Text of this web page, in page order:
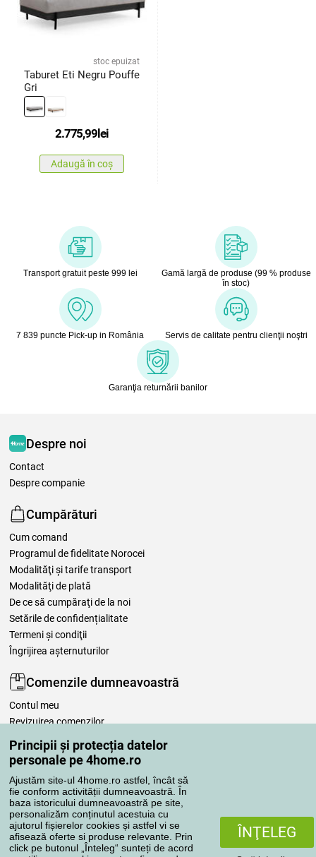
Principii și protecția datelor
personale pe 4home.ro
Ajustăm site-ul 4home.ro astfel, încât să
fie conform activității dumneavoastră. În
baza istoricului dumneavoastră pe site,
personalizăm conținutul acestuia cu
ajutorul fișierelor cookies și astfel vi se
afisează oferte si produse relevante. Prin
click pe butonul „Înteleg“ sunteți de acord
ÎNŢELEG
stoc epuizat
Taburet Eti Negru Pouffe
Gri
2.775,99lei
Adaugă în coș
Transport gratuit peste 999 lei
Gamă largă de produse (99 % produse
în stoc)
7 839 puncte Pick-up in România Servis de calitate pentru clienţii noştri
Garanţia returnării banilor
Despre noi
Contact
Despre companie
Cumpărături
Cum comand
Programul de fidelitate Norocei
Modalităţi şi tarife transport
Modalităţi de plată
De ce să cumpăraţi de la noi
Setările de confidențialitate
Termeni şi condiţii
Îngrijirea așternuturilor
Comenzile dumneavoastră
Contul meu
Revizuirea comenzilor
Reclamaţii
Retragere de la contract
Regulile de procesare a recenziilor
Metode de transport